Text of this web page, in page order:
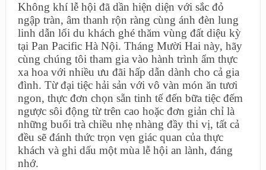
Không khí lễ hội đã dần hiện diện với sắc đỏ
ngập tràn, âm thanh rộn ràng cùng ánh đèn lung
linh dẫn lối du khách ghé thăm vùng đất diệu kỳ
tại Pan Pacific Hà Nội. Tháng Mười Hai này, hãy
cùng chúng tôi tham gia vào hành trình ẩm thực
xa hoa với nhiều ưu đãi hấp dẫn dành cho cả gia
đình. Từ đại tiệc hải sản với vô vàn món ăn tươi
ngon, thực đơn chọn sẵn tinh tế đến bữa tiệc đếm
ngược sôi động từ trên cao hoặc đơn giản chỉ là
những buổi trà chiều nhẹ nhàng đầy thi vị, tất cả
đều sẽ đánh thức trọn vẹn giác quan của thực
khách và ghi dấu một mùa lễ hội an lành, đáng
nhớ.